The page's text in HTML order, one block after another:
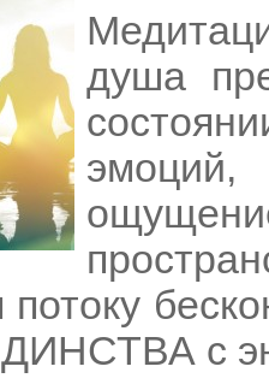
душа
потоку
с